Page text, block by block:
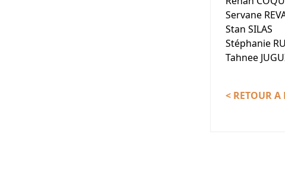
Servane
Stan SILAS
Stéphanie
Tahnee
< RETOUR A